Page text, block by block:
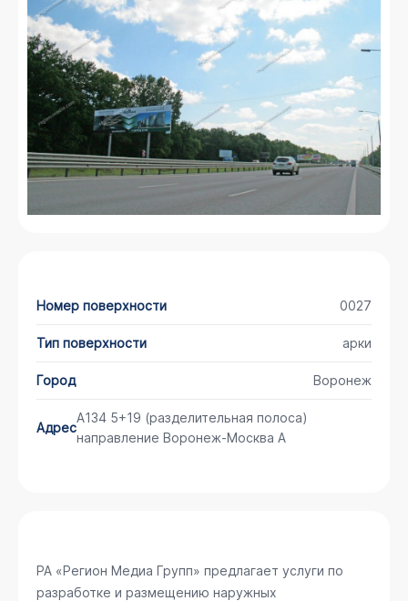
Номер поверхности 0027
Тип поверхности арки
Город Воронеж
Адрес
А134 5+19 (разделительная полоса)
направление Воронеж-Москва А
РА «Регион Медиа Групп» предлагает услуги по
разработке и размещению наружных